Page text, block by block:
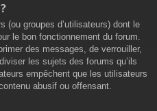
(ou groupes d’utilisateurs) dont le
le bon fonctionnement du forum.
des messages, de verrouiller,
les sujets des forums qu’ils
empêchent que les utilisateurs
abusif ou offensant.